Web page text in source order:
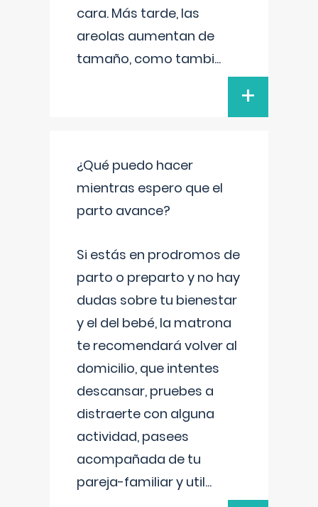
cara. Más tarde, las
areolas aumentan de
tamaño, como tambi...
+
¿Qué puedo hacer
mientras espero que el
parto avance?
Si estás en prodromos de
parto o preparto y no hay
dudas sobre tu bienestar
y el del bebé, la matrona
te recomendará volver al
domicilio, que intentes
descansar, pruebes a
distraerte con alguna
actividad, pasees
acompañada de tu
pareja-familiar y util...